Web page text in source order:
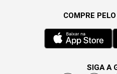
COMPRE
SIGA A